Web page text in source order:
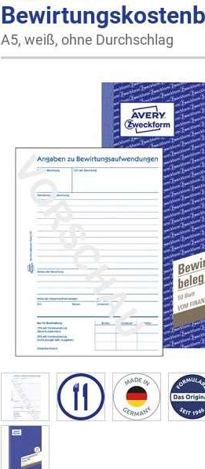
A5, weiß, ohne Durchschlag